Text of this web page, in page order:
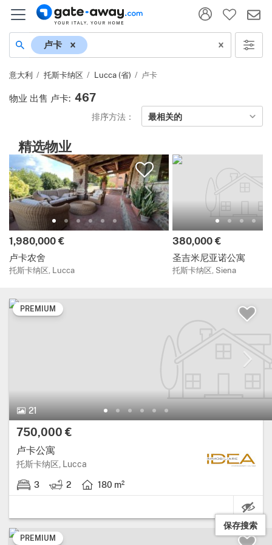
地名
卢卡
意大利 托斯卡纳区 Lucca (省) 卢卡
物业 出售 卢卡: 467
排序方法： 最相关的
精选物业
价格:
1,980,000 €
卢卡农舍
托斯卡纳区, Lucca
价格:
380,000 €
圣吉米尼亚诺公寓
托斯卡纳区, Siena
PREMIUM
21
21 图片.
价格:
750,000 €
卢卡公寓
托斯卡纳区, Lucca
3
3 卧室. 2
2 浴室. 180 m²
房屋面积: 180 平方米.
PREMIUM
保存搜索